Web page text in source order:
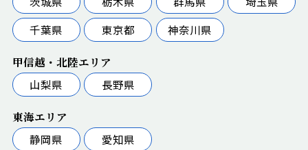
千葉県
東京都 神奈川県
甲信越・北陸エリア
山梨県
長野県
東海エリア
静岡県
愛知県